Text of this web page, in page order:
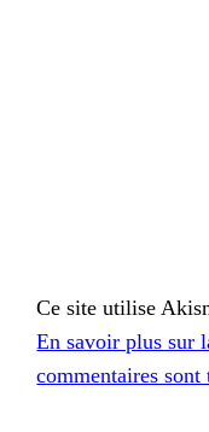
Ce site utilise
En savoir plus sur
commentaires sont